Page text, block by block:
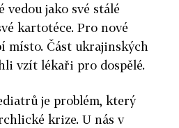
jako své stálé
kartotéce. Pro nové
místo. Část ukrajinských
vzít lékaři pro dospělé.
je problém, který
krize. U nás v